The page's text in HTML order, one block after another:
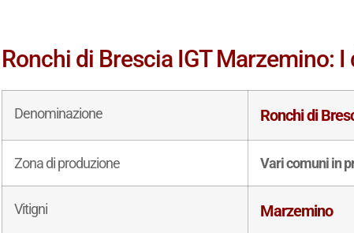
Ronchi di Brescia IGT Marzemino:
Denominazione Ronchi di
Zona di produzione Vari comuni in
Vitigni Marzemino